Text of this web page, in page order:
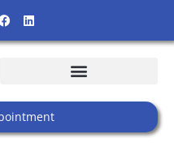
Facebook
Linkedin